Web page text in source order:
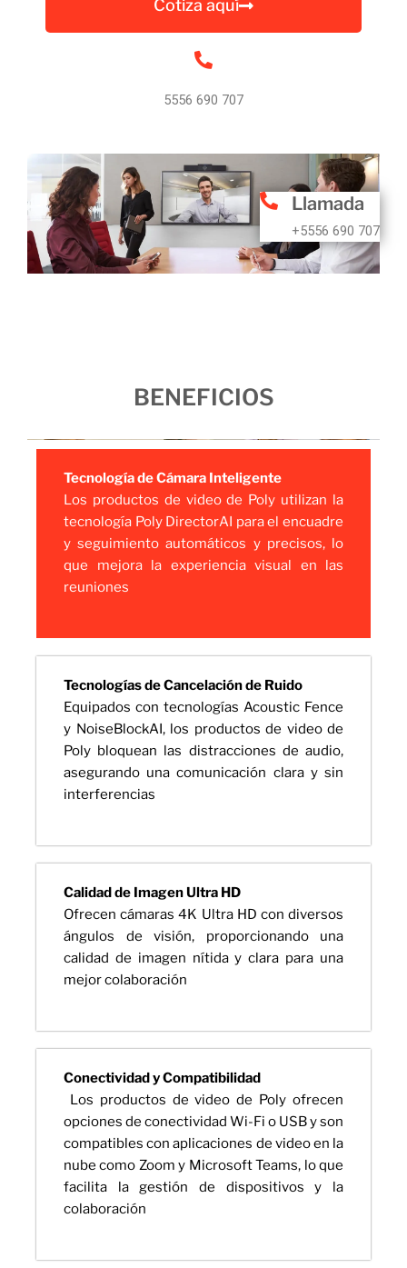
Cotiza aquí
5556 690 707
Llamada
+5556 690 707
BENEFICIOS
Tecnología de Cámara Inteligente
Los productos de video de Poly utilizan la
tecnología Poly DirectorAI para el encuadre
y seguimiento automáticos y precisos, lo
que mejora la experiencia visual en las
reuniones
Tecnologías de Cancelación de Ruido
Equipados con tecnologías Acoustic Fence
y NoiseBlockAI, los productos de video de
Poly bloquean las distracciones de audio,
asegurando una comunicación clara y sin
interferencias
Calidad de Imagen Ultra HD
Ofrecen cámaras 4K Ultra HD con diversos
ángulos de visión, proporcionando una
calidad de imagen nítida y clara para una
mejor colaboración
Conectividad y Compatibilidad
Los productos de video de Poly ofrecen
opciones de conectividad Wi-Fi o USB y son
compatibles con aplicaciones de video en la
nube como Zoom y Microsoft Teams, lo que
facilita la gestión de dispositivos y la
colaboración